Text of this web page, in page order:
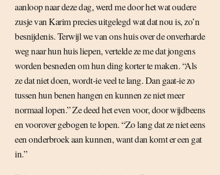
aanloop naar deze dag, werd me door het wat oudere
zusje van Karim precies uitgelegd wat dat nou is, zo’n
besnijdenis. Terwijl we van ons huis over de onverharde
weg naar hun huis liepen, vertelde ze me dat jongens
worden besneden om hun ding korter te maken. “Als
ze dat niet doen, wordt-ie veel te lang. Dan gaat-ie zo
tussen hun benen hangen en kunnen ze niet meer
normaal lopen.” Ze deed het even voor, door wijdbeens
en voorover gebogen te lopen. “Zo lang dat ze niet eens
een onderbroek aan kunnen, want dan komt er een gat
in.”